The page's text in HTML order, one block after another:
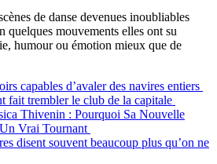
de danse devenues inoubliables
quelques mouvements elles ont su
humour ou émotion mieux que de
capables d’avaler des navires entiers
fait trembler le club de la capitale
Thivenin : Pourquoi Sa Nouvelle
Vrai Tournant
disent souvent beaucoup plus qu’on ne